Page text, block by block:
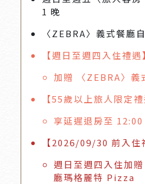
1 晚
〈ZEBRA〉義式餐廳
【週日至週四入住禮遇
加贈 〈ZEBRA〉義
【55歲以上旅人限定禮
享延遲退房至 12:00
【2026/09/30 前入住
週日至週四入住加
廳瑪格麗特 Pizza